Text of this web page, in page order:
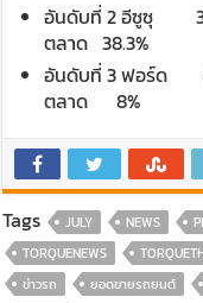
อันดับที่ 2 อีซูซุ
ตลาด 38.3%
อันดับที่ 3 ฟอร์ด
ตลาด 8%
Tags JULY NEWS
TORQUENEWS
ข่าวรถ
ยอดขายรถยนต์